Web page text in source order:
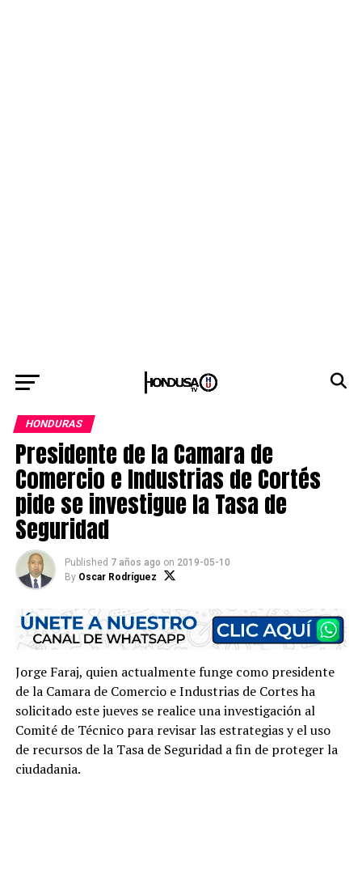
HONDURAS
Presidente de la Camara de
Comercio e Industrias de Cortés
pide se investigue la Tasa de
Seguridad
Published 7 años ago on 2019-05-10
By Oscar Rodríguez
Jorge Faraj, quien actualmente funge como presidente
de la Camara de Comercio e Industrias de Cortes ha
solicitado este jueves se realice una investigación al
Comité de Técnico para revisar las estrategias y el uso
de recursos de la Tasa de Seguridad a fin de proteger la
ciudadania.